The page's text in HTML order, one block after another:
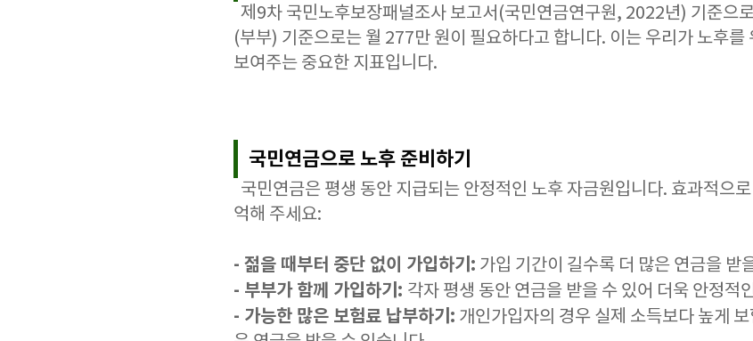
제9차 국민노후보장패널조사 보고서(국민연금연구원, 2022년) 기준으
(부부) 기준으로는 월 277만 원이 필요하다고 합니다. 이는 우리가 노후를
보여주는 중요한 지표입니다.
국민연금으로 노후 준비하기
국민연금은 평생 동안 지급되는 안정적인 노후 자금원입니다. 효과적으
억해 주세요:
- 젊을 때부터 중단 없이 가입하기: 가입 기간이 길수록 더 많은 연금을 받
- 부부가 함께 가입하기: 각자 평생 동안 연금을 받을 수 있어 더욱 안정적
- 가능한 많은 보험료 납부하기: 개인가입자의 경우 실제 소득보다 높게